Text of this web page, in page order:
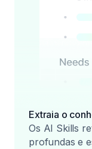
Extraia o
Os AI Skills
profundas e